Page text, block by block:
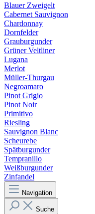
Blauer Zweigelt
Cabernet Sauvignon
Chardonnay
Dornfelder
Grauburgunder
Grüner Veltliner
Lugana
Merlot
Müller-Thurgau
Negroamaro
Pinot Grigio
Pinot Noir
Primitivo
Riesling
Sauvignon Blanc
Scheurebe
Spätburgunder
Tempranillo
Weißburgunder
Zinfandel
Navigation
Suche